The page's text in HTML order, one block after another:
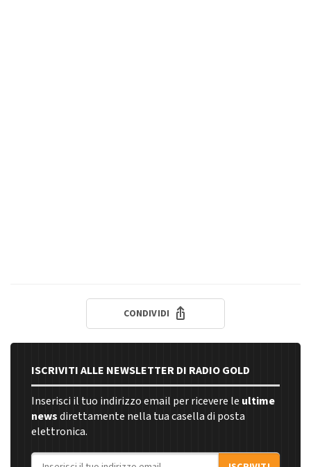
CONDIVIDI
ISCRIVITI ALLE NEWSLETTER DI RADIO GOLD
Inserisci il tuo indirizzo email per ricevere le ultime
newsdirettamente nella tua casella di posta
elettronica.
Indirizzo email